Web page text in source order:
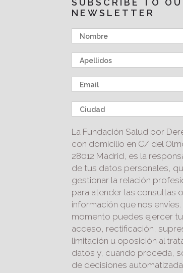
SUBSCRIBE TO
NEWSLETTER
La Fundación Salud por
con domicilio en C/ del
28012 Madrid, es la
de tus datos personales,
gestionar la relación
para atender las consultas
información que nos
momento puedes ejercer
acceso, rectificación,
limitación u oposición al
datos y, cuando proceda,
de decisiones